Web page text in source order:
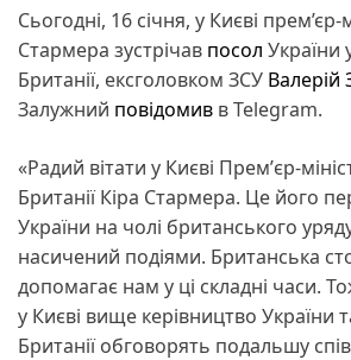
Сьогодні, 16 січня, у Києві прем’єр-
Стармера зустрічав посол України
Британії, ексголовком ЗСУ Валерій
Залужний повідомив в Telegram.
«Радий вітати у Києві Премʼєр-
Британії Кіра Стармера. Це його
України на чолі британського
насичений подіями. Британська
допомагає нам у ці складні часи.
у Києві вище керівництво України
Британії обговорять подальшу